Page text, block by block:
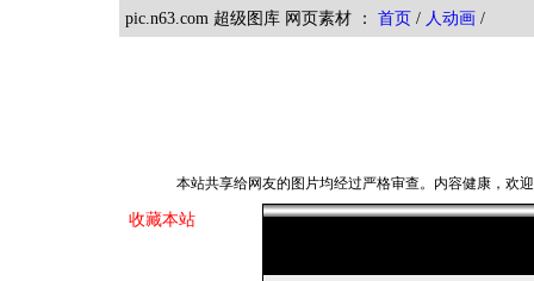
pic.n63.com 超级图库 网页素材 ： 首页 / 人动画
本站共享给网友的图片均经过严格审查。内容健康，欢
收藏本站